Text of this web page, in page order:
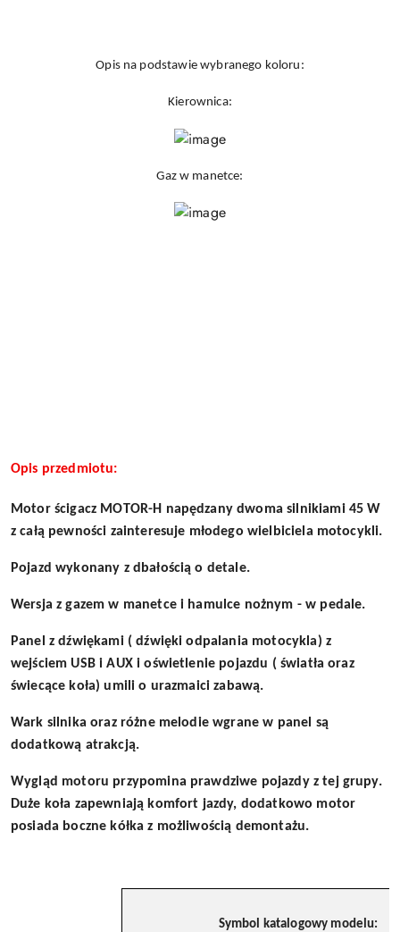
Opis na podstawie wybranego koloru:
Kierownica:
Gaz w manetce:
Opis przedmiotu:
Motor ścigacz MOTOR-H napędzany dwoma silnikiami 45 W
z całą pewności zainteresuje młodego wielbiciela motocykli.
Pojazd wykonany z dbałością o detale.
Wersja z gazem w manetce i hamulce nożnym - w pedale.
Panel z dźwiękami ( dźwięki odpalania motocykla) z
wejściem USB i AUX i oświetlenie pojazdu ( światła oraz
świecące koła) umili o urazmaici zabawą.
Wark silnika oraz różne melodie wgrane w panel są
dodatkową atrakcją.
Wygląd motoru przypomina prawdziwe pojazdy z tej grupy.
Duże koła zapewniają komfort jazdy, dodatkowo motor
posiada boczne kółka z możliwością demontażu.
Symbol katalogowy modelu: